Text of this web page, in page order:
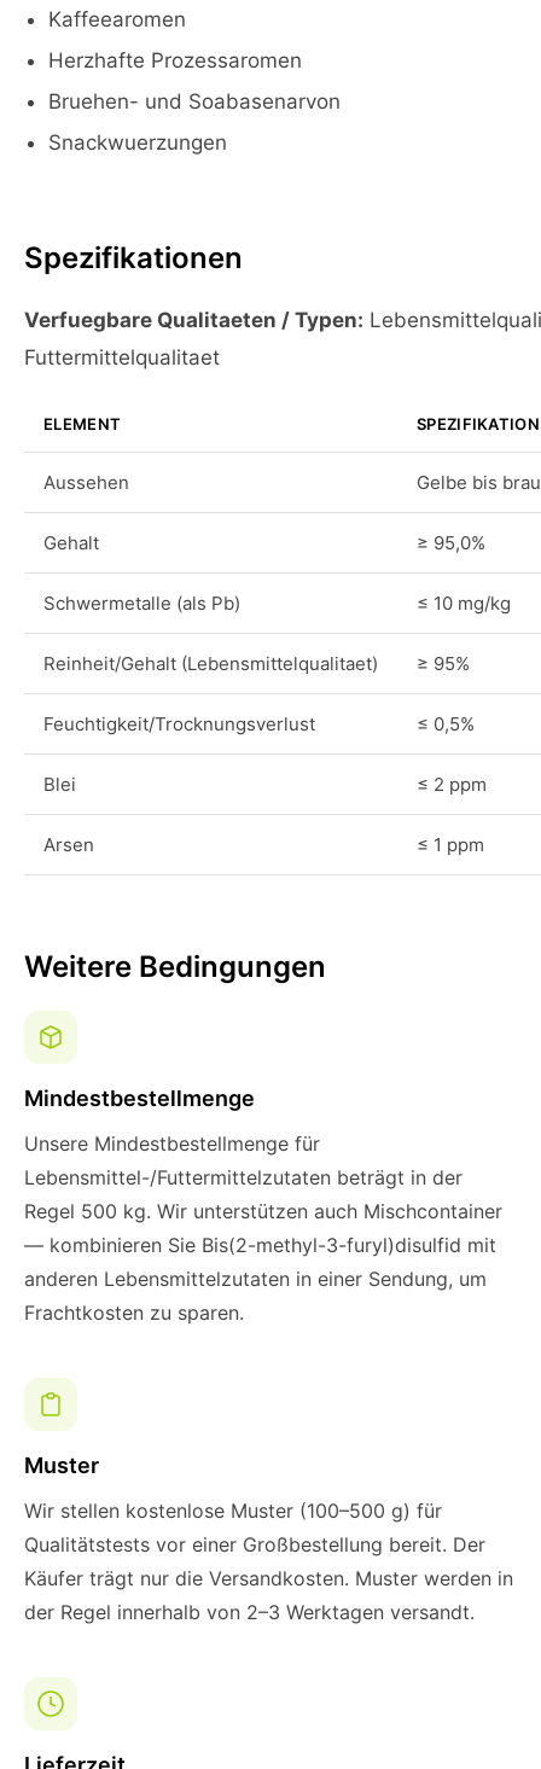
Kaffeearomen
Herzhafte Prozessaromen
Bruehen- und Soabasenarvon
Snackwuerzungen
Spezifikationen
Verfuegbare Qualitaeten / Typen:
Futtermittelqualitaet
ELEMENT SPEZIFIKATION
Aussehen Gelbe bis
Gehalt ≥ 95,0%
Schwermetalle (als Pb) ≤ 10 mg/kg
Reinheit/Gehalt (Lebensmittelqualitaet) ≥ 95%
Feuchtigkeit/Trocknungsverlust ≤ 0,5%
Blei ≤ 2 ppm
Arsen ≤ 1 ppm
Weitere Bedingungen
Mindestbestellmenge
Unsere Mindestbestellmenge für
Lebensmittel-/Futtermittelzutaten beträgt in der
Regel 500 kg. Wir unterstützen auch Mischcontainer
— kombinieren Sie Bis(2-methyl-3-furyl)disulfid mit
anderen Lebensmittelzutaten in einer Sendung, um
Frachtkosten zu sparen.
Muster
Wir stellen kostenlose Muster (100–500 g) für
Qualitätstests vor einer Großbestellung bereit. Der
Käufer trägt nur die Versandkosten. Muster werden in
der Regel innerhalb von 2–3 Werktagen versandt.